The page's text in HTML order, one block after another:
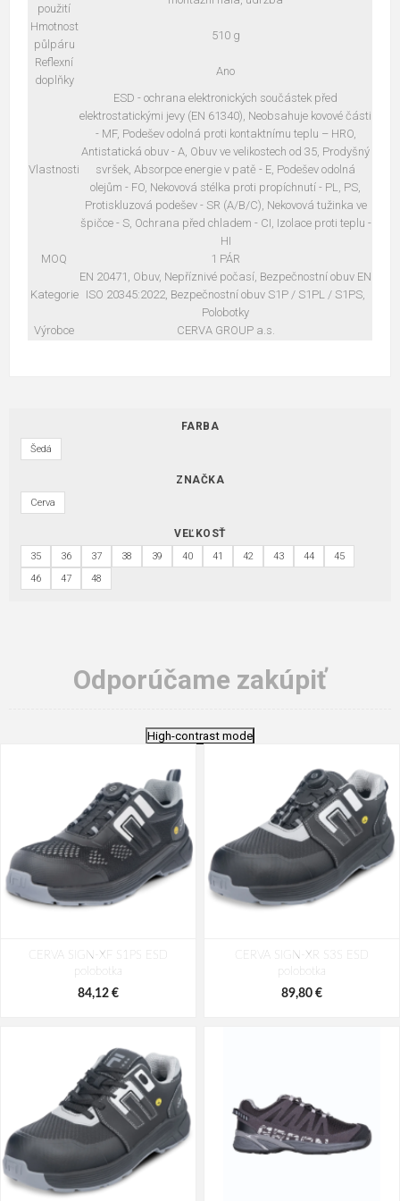
použití
Hmotnost
půlpáru
510 g
Reflexní
doplňky
Ano
Vlastnosti
ESD - ochrana elektronických součástek před
elektrostatickými jevy (EN 61340), Neobsahuje kovové části
- MF, Podešev odolná proti kontaktnímu teplu – HRO,
Antistatická obuv - A, Obuv ve velikostech od 35, Prodyšný
svršek, Absorpce energie v patě - E, Podešev odolná
olejům - FO, Nekovová stélka proti propíchnutí - PL, PS,
Protiskluzová podešev - SR (A/B/C), Nekovová tužinka ve
špičce - S, Ochrana před chladem - CI, Izolace proti teplu -
HI
MOQ
1 PÁR
Kategorie
EN 20471, Obuv, Nepříznivé počasí, Bezpečnostní obuv EN
ISO 20345:2022, Bezpečnostní obuv S1P / S1PL / S1PS,
Polobotky
Výrobce
CERVA GROUP a.s.
FARBA
Šedá
ZNAČKA
Cerva
VEĽKOSŤ
35 36 37 38 39 40 41 42 43 44
45
46
47 48
Odporúčame zakúpiť
High-contrast mode
CERVA SIGN-XF S1PS ESD
polobotka
84,12 €
CERVA SIGN-XR S3S ESD
polobotka
89,80 €